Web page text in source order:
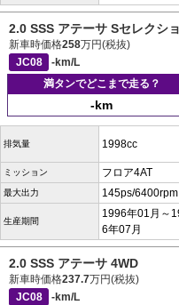
2.0 SSS アテーサ Sセレクシ
新車時価格258万円(税抜)
JC08
-km/L
満タンでどこまで走る？
-km
排気量 1998cc
ミッション フロア4AT
最大出力 145ps/6400rpm
生産期間
1996年01月～
6年07月
2.0 SSS アテーサ 4WD
新車時価格237.7万円(税抜)
JC08
-km/L